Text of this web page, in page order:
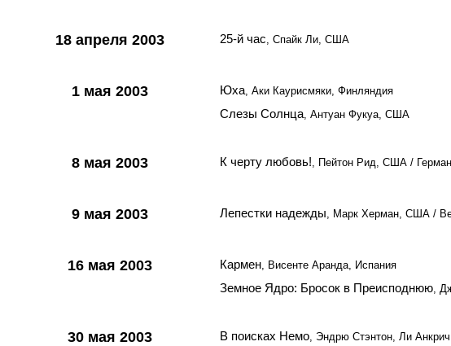
18 апреля 2003 25-й час, Спайк Ли, США
1 мая 2003 Юха, Аки Каурисмяки, Финляндия
Слезы Солнца, Антуан Фукуа, США
8 мая 2003 К черту любовь!, Пейтон Рид, США /
9 мая 2003 Лепестки надежды, Марк Херман, США /
16 мая 2003 Кармен, Висенте Аранда, Испания
Земное Ядро: Бросок в Преисподнюю,
30 мая 2003 В поисках Немо, Эндрю Стэнтон, Ли